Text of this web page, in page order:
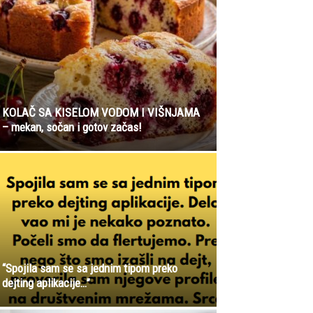
KOLAČ SA KISELOM VODOM I VIŠNJAMA
– mekan, sočan i gotov začas!
“Spojila sam se sa jednim tipom preko
dejting aplikacije…”